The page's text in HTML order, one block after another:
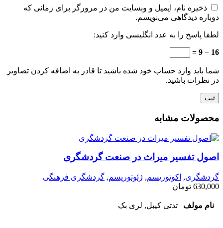
ذخیره نام، ایمیل و وبسایت من در مرورگر برای زمانی که
دوباره دیدگاهی می‌نویسم.
لطفا پاسخ را به عدد انگلیسی وارد کنید:
16 − 9 =
شما باید وارد حساب خود شده باشید تا قادر به اضافه کردن تصاویر
در نظرات باشید.
محصولات مشابه
اصول تفسیر میراث در صنعت گردشگری
گردشگری, اکوتوریسم, ژئوتوریسم, گردشگری فرهنگی
630,000 تومان
نام مولف تدتی کیبل, لری بک